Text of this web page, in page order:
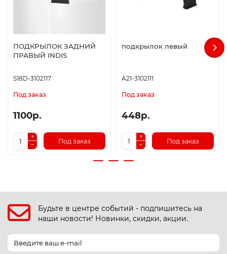
ПОДКРЫЛОК ЗАДНИЙ
ПРАВЫЙ INDIS
S18D-3102117
Под заказ
1100р.
Под заказ
подкрылок левый
A21-3102111
Под заказ
448р.
Под заказ
Будьте в центре событий - подпишитесь на
наши новости! Новинки, скидки, акции.